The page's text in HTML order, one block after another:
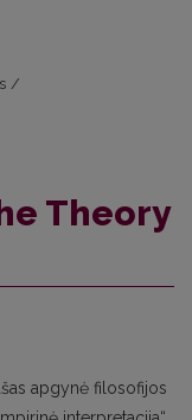
/
Theory
apgynė filosofijos